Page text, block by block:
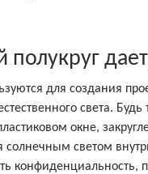
для создания
света.
окне,
солнечным светом